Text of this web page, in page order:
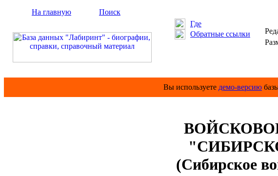
На главную
Поиск
Где
Обратные ссылки
Вы используете демо-версию
(Сибирское